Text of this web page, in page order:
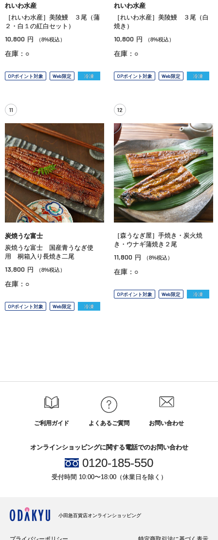
れいわ水産
［れいわ水産］美陵鰻 ３尾（蒲
２・白１の紅白セット）
10,800 円 （8%税込）
在庫：○
OPポイント対象 Web限定 冷凍
れいわ水産
［れいわ水産］美陵鰻 ３尾（白
焼き）
10,800 円 （8%税込）
在庫：○
OPポイント対象 Web限定 冷凍
11
炭焼うな富士
炭焼うな富士 国産青うなぎ使
用 桐箱入り長焼き二尾
13,800 円 （8%税込）
在庫：○
OPポイント対象 Web限定 冷凍
12
［森うなぎ屋］手焼き・炭火焼
き・ウナギ蒲焼き２尾
11,800 円 （8%税込）
在庫：○
OPポイント対象 Web限定 冷凍
ご利用ガイド よくあるご質問 お問い合わせ
オンラインショッピングに関する電話でのお問い合わせ
0120-185-550
受付時間 10:00〜18:00（休業日を除く）
小田急百貨店オンラインショッピング